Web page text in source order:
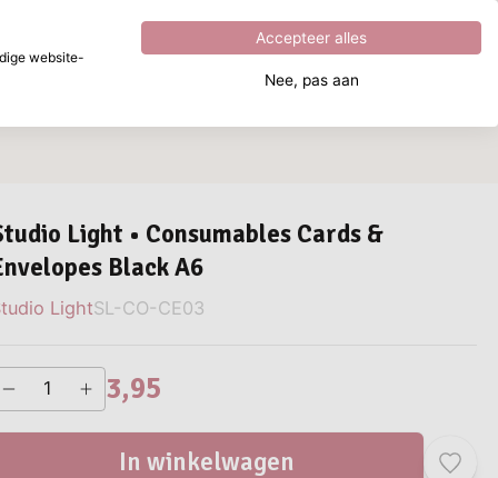
Uitstekend 4.8uit5
Light • Consumables Cards &
Black A6
LightSL-CO-CE03
3,95
In winkelwagen
website-
Accepteer alles
Nee, pas aan